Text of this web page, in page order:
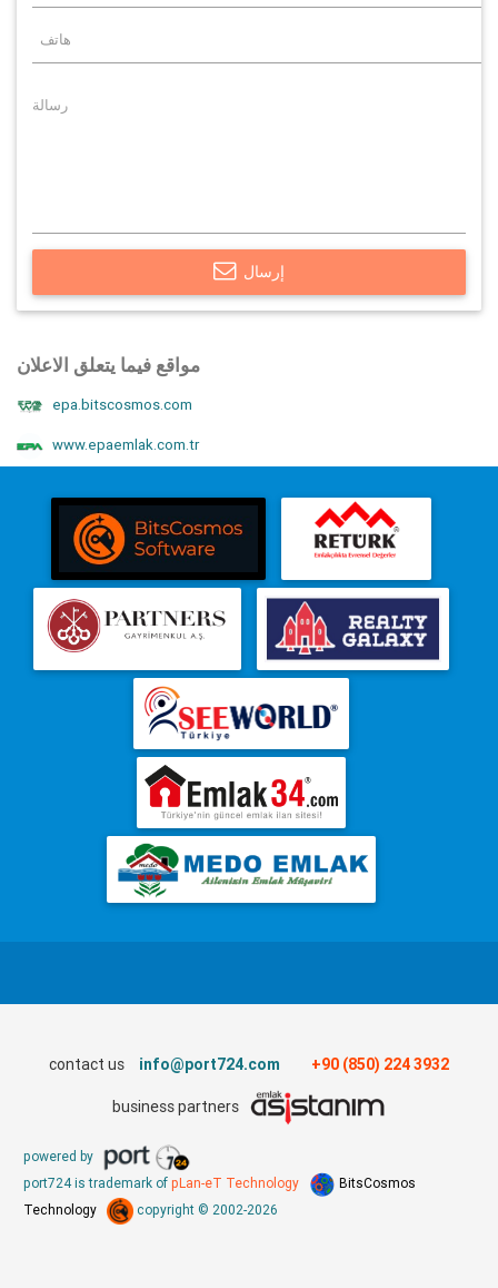
إرسال
مواقع فيما يتعلق الاعلان
epa.bitscosmos.com
www.epaemlak.com.tr
contact us info@port724.com +90 (850) 224 3932
business partners
powered by
port724 is trademark of pLan-eT Technology
BitsCosmos
Technology
copyright © 2002-2026